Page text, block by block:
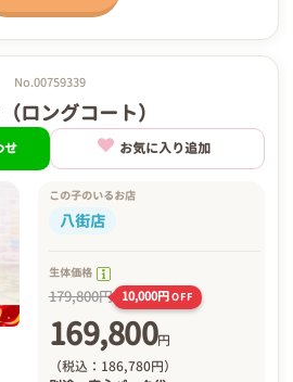
No.00759339
ロングコート）
せ お気に入り追加
この子のいるお店
八街店
生体価格
179,800円 10,000円OFF
169,800円
（税込：186,780円）